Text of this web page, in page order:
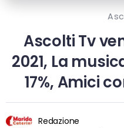
Ascolti Tv
2021, La
17%, Amici
Redazione